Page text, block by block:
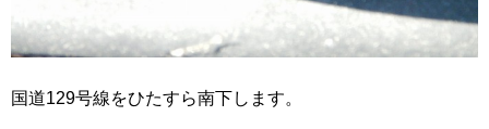
国道129号線をひたすら南下します。